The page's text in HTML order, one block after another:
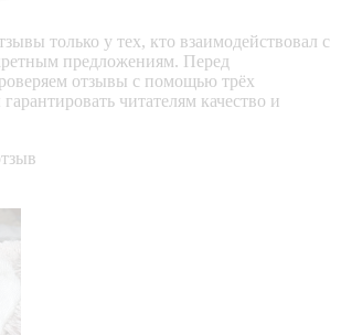
только у тех, кто взаимодействовал с
предложениям. Перед
отзывы с помощью трёх
читателям качество и